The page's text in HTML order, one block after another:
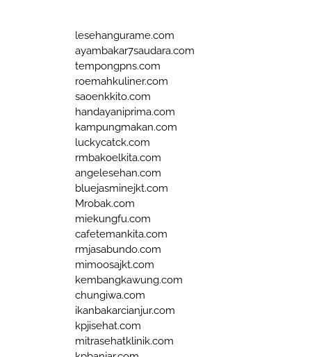
lesehangurame.com
ayambakar7saudara.com
tempongpns.com
roemahkuliner.com
saoenkkito.com
handayaniprima.com
kampungmakan.com
luckycatck.com
rmbakoelkita.com
angelesehan.com
bluejasminejkt.com
Mrobak.com
miekungfu.com
cafetemankita.com
rmjasabundo.com
mimoosajkt.com
kembangkawung.com
chungiwa.com
ikanbakarcianjur.com
kpjisehat.com
mitrasehatklinik.com